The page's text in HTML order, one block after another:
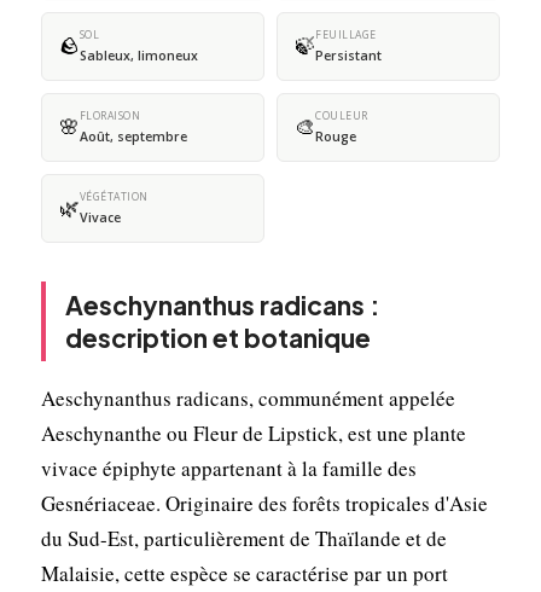
🪨SOL
Sableux, limoneux 🍃FEUILLAGE
Persistant
🌸 FLORAISON
Août, septembre 🎨COULEUR
Rouge
🌿VÉGÉTATION
Vivace
Aeschynanthus radicans :
description et botanique
Aeschynanthus radicans, communément appelée
Aeschynanthe ou Fleur de Lipstick, est une plante
vivace épiphyte appartenant à la famille des
Gesnériaceae. Originaire des forêts tropicales d'Asie
du Sud-Est, particulièrement de Thaïlande et de
Malaisie, cette espèce se caractérise par un port